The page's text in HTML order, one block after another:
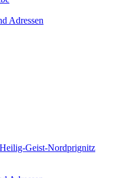
Adressen
Geist-Nordprignitz